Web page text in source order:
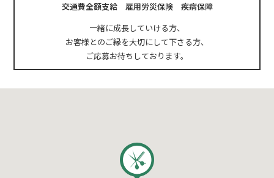
交通費全額支給 雇用労災保険 疾病保障
一緒に成長していける方、
お客様とのご縁を大切にして下さる方、
ご応募お待ちしております。